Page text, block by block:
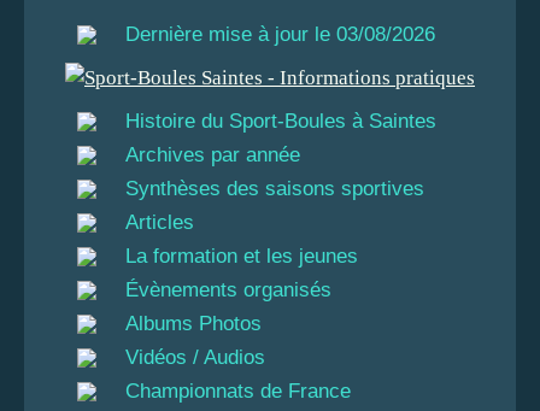
Dernière mise à jour le 03/08/2026
Histoire du Sport-Boules à Saintes
Archives par année
Synthèses des saisons sportives
Articles
La formation et les jeunes
Évènements organisés
Albums Photos
Vidéos / Audios
Championnats de France